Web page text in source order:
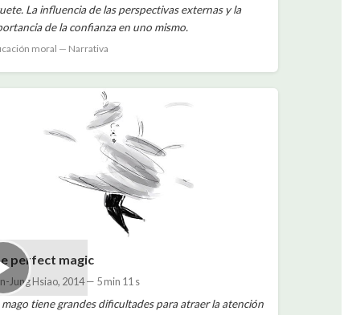
La influencia de las perspectivas externas y la
de la confianza en uno mismo.
moral — Narrativa
perfect magic
Jung Hsiao, 2014— 5 min 11 s
mago tiene grandes dificultades para atraer la atención